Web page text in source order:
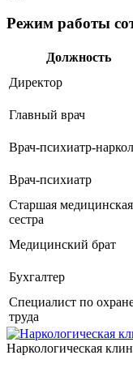
Режим работы
Должность
Директор
Главный врач
Врач-психиатр-
Врач-психиатр
Старшая медицинская
сестра
Медицинский брат
Бухгалтер
Специалист по
труда
Наркологическая